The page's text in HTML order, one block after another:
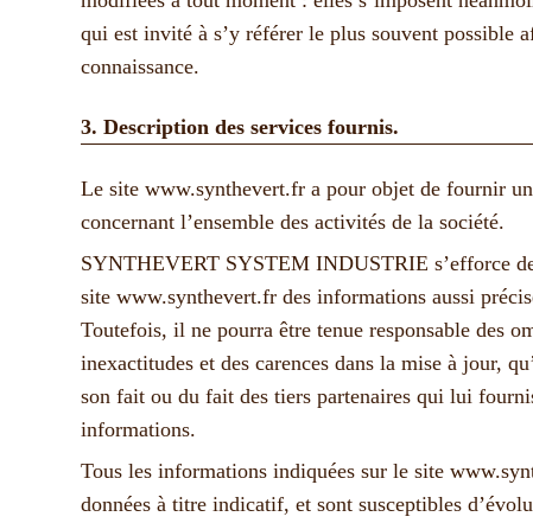
qui est invité à s’y référer le plus souvent possible
connaissance.
3. Description des services fournis.
Le site www.synthevert.fr a pour objet de fournir
concernant l’ensemble des activités de la société.
SYNTHEVERT SYSTEM INDUSTRIE s’efforce
site www.synthevert.fr des informations aussi
Toutefois, il ne pourra être tenue responsable des
inexactitudes et des carences dans la mise à jour,
son fait ou du fait des tiers partenaires qui lui
informations.
Tous les informations indiquées sur le site
données à titre indicatif, et sont susceptibles